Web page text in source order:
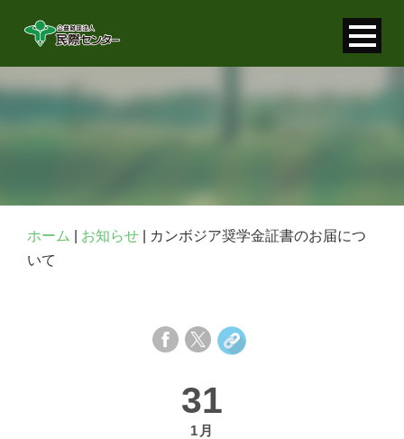
お問い合わせ
ホーム お知らせ
カンボジア奨学金証書のお届につ
いて
31
1月